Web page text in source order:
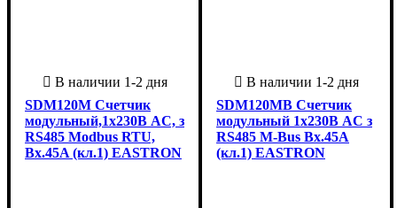
SDM120M Счетчик
модульный,1x230В AC, з
RS485 Modbus RTU,
Вх.45A (кл.1) EASTRON
SDM120MB Счетчик
модульный 1x230В AC з
RS485 M-Bus Вх.45A
(кл.1) EASTRON